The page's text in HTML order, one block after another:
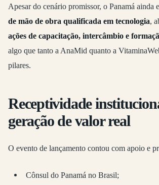
Apesar do cenário promissor, o Panamá ainda
de mão de obra qualificada em tecnologia,
ações de capacitação, intercâmbio e
algo que tanto a AnaMid quanto a
pilares.
Receptividade
geração de valor real
O evento de lançamento contou com apoio e
Cônsul do Panamá no Brasil;